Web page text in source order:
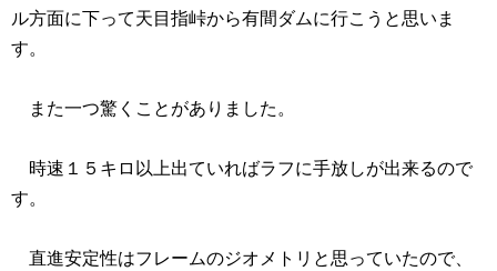
ル方面に下って天目指峠から有間ダムに行こうと思いま
す。
また一つ驚くことがありました。
時速１５キロ以上出ていればラフに手放しが出来るので
す。
直進安定性はフレームのジオメトリと思っていたので、